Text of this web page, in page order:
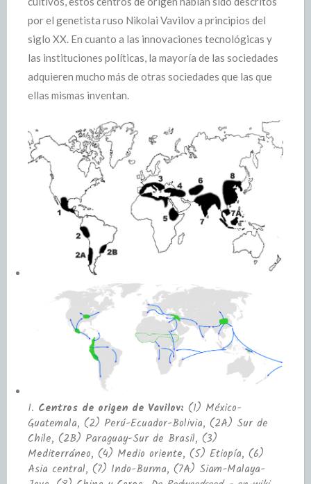
por el genetista ruso Nikolai Vavilov a principios del
siglo XX. En cuanto a las innovaciones tecnológicas y
las instituciones políticas, la mayoría de las sociedades
adquieren mucho más de otras sociedades que las que
ellas mismas inventan.
1. Centros de origen de Vavilov: (1) México-
Guatemala, (2) Perú-Ecuador-Bolivia, (2A) Sur de
Chile, (2B) Paraguay-Sur de Brasil, (3)
Mediterráneo, (4) Medio oriente, (5) Etiopía, (6)
Asia central, (7) Indo-Burma, (7A) Siam-Malaya-